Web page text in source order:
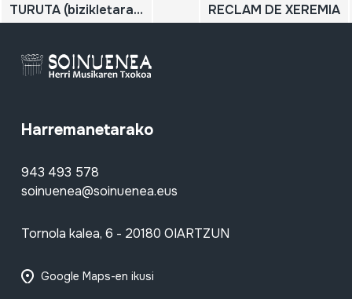
TURUTA (bizikletarako); BOCINA RECLAM DE XEREMIA
Harremanetarako
943 493 578
soinuenea@soinuenea.eus
Tornola kalea, 6 - 20180 OIARTZUN
Google Maps-en ikusi